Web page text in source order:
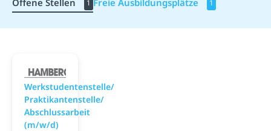
Offene Stellen 1 Freie Ausbildungsplätze 1
Werkstudentenstelle/
Praktikantenstelle/
Abschlussarbeit
(m/w/d)